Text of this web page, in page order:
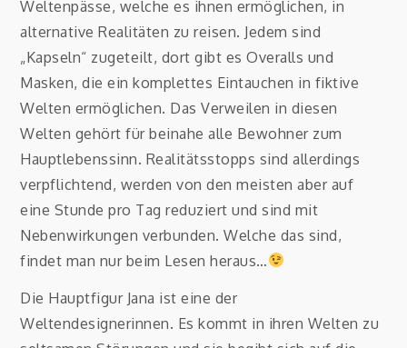
Weltenpässe, welche es ihnen ermöglichen, in
alternative Realitäten zu reisen. Jedem sind
„Kapseln“ zugeteilt, dort gibt es Overalls und
Masken, die ein komplettes Eintauchen in fiktive
Welten ermöglichen. Das Verweilen in diesen
Welten gehört für beinahe alle Bewohner zum
Hauptlebenssinn. Realitätsstopps sind allerdings
verpflichtend, werden von den meisten aber auf
eine Stunde pro Tag reduziert und sind mit
Nebenwirkungen verbunden. Welche das sind,
findet man nur beim Lesen heraus…
Die Hauptfigur Jana ist eine der
Weltendesignerinnen. Es kommt in ihren Welten zu